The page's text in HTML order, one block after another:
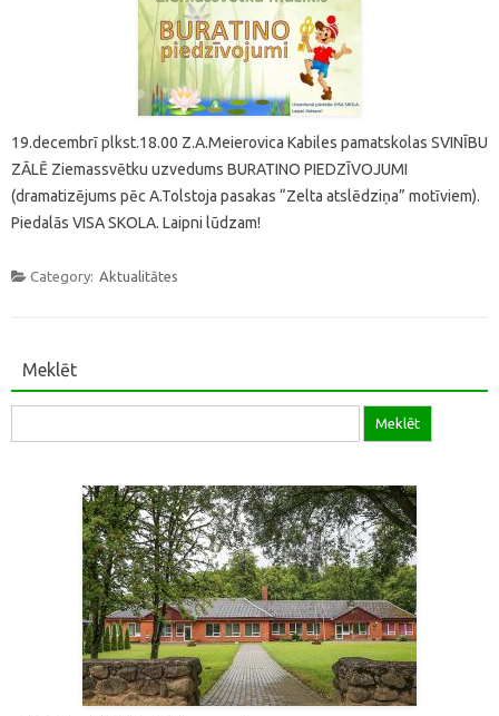
19.decembrī plkst.18.00 Z.A.Meierovica Kabiles pamatskolas SVINĪBU
ZĀLĒ Ziemassvētku uzvedums BURATINO PIEDZĪVOJUMI
(dramatizējums pēc A.Tolstoja pasakas “Zelta atslēdziņa” motīviem).
Piedalās VISA SKOLA. Laipni lūdzam!
Category: Aktualitātes
Meklēt